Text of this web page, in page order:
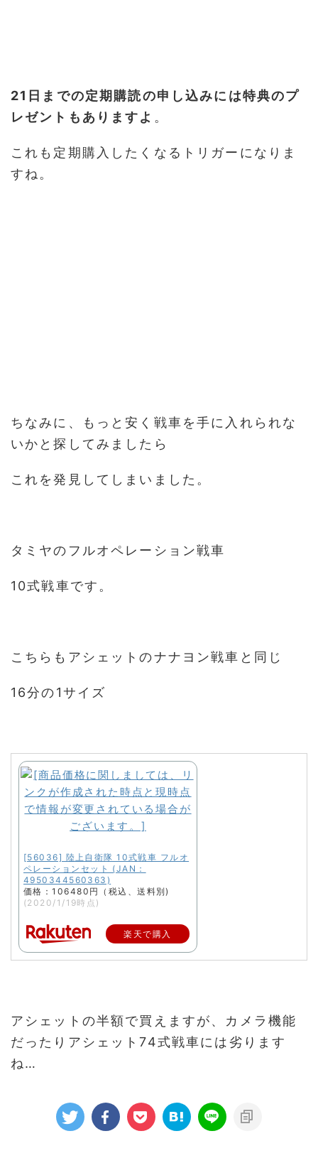
21日までの定期購読の申し込みには特典のプ
レゼントもありますよ 。
これも定期購入したくなるトリガーになりま
すね。
ちなみに、もっと安く戦車を手に入れられな
いかと探してみましたら
これを発見してしまいました。
タミヤのフルオペレーション戦車
10式戦車です。
こちらもアシェットのナナヨン戦車と同じ
16分の1サイズ
[56036] 陸上自衛隊 10式戦車 フルオ
ペレーションセット (JAN：
4950344560363)
価格：106480円（税込、送料別)
(2020/1/19時点)
楽天で購入
アシェットの半額で買えますが、カメラ機能
だったりアシェット74式戦車には劣ります
ね…